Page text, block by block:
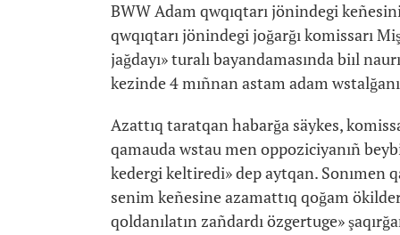
BWW Adam qwqıqtarı jönindegi
qwqıqtarı jönindegi joğarğı komissarı
jağdayı» turalı bayandamasında biıl
kezinde 4 mıñnan astam adam
Azattıq taratqan habarğa säykes,
qamauda wstau men oppoziciyanıñ
kedergi keltiredi» dep aytqan. Sonımen
senim keñesine azamattıq qoğam
qoldanılatın zañdardı özgertuge»